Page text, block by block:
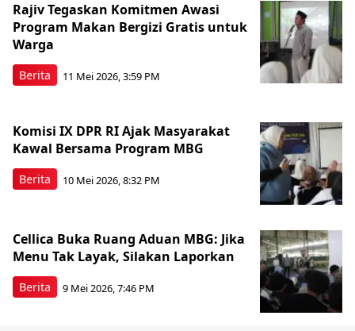
Berita
Rajiv Tegaskan Komitmen Awasi
Program Makan Bergizi Gratis untuk
Warga
11 Mei 2026, 3:59 PM
Berita
Komisi IX DPR RI Ajak Masyarakat
Kawal Bersama Program MBG
10 Mei 2026, 8:32 PM
Berita
Cellica Buka Ruang Aduan MBG: Jika
Menu Tak Layak, Silakan Laporkan
9 Mei 2026, 7:46 PM